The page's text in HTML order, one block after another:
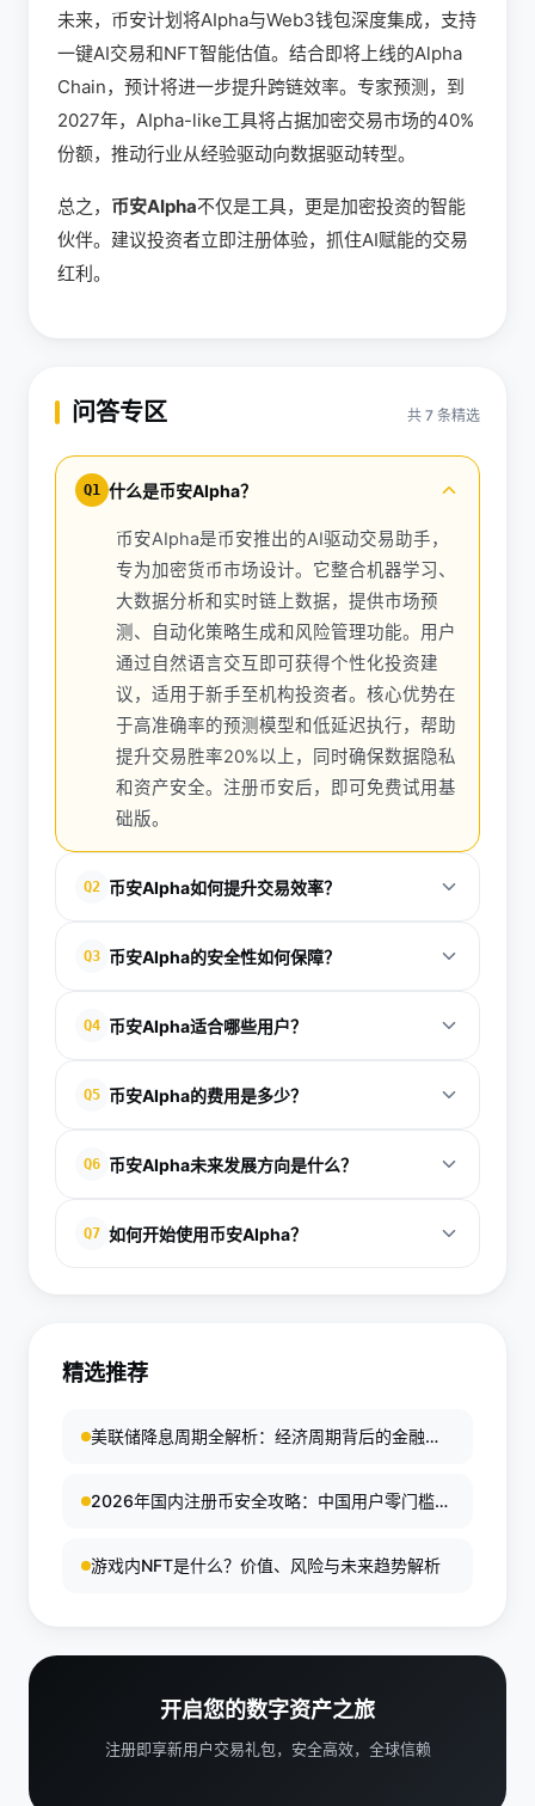
未来，币安计划将AIpha与Web3钱包深度集成，支持
一键AI交易和NFT智能估值。结合即将上线的Alpha
Chain，预计将进一步提升跨链效率。专家预测，到
2027年，AIpha-like工具将占据加密交易市场的40%
份额，推动行业从经验驱动向数据驱动转型。
总之， 币安AIpha不仅是工具，更是加密投资的智能
伙伴。建议投资者立即注册体验，抓住AI赋能的交易
红利。
问答专区 共 7 条精选
Q1 什么是币安AIpha？
币安AIpha是币安推出的AI驱动交易助手，
专为加密货币市场设计。它整合机器学习、
大数据分析和实时链上数据，提供市场预
测、自动化策略生成和风险管理功能。用户
通过自然语言交互即可获得个性化投资建
议，适用于新手至机构投资者。核心优势在
于高准确率的预测模型和低延迟执行，帮助
提升交易胜率20%以上，同时确保数据隐私
和资产安全。注册币安后，即可免费试用基
础版。
Q2 币安AIpha如何提升交易效率？
解读、情绪监测和策略优化，大幅缩短决策时间。其
调整参数以适应市场波动。实际案例显示，用户平均
外，多链扫描功能覆盖数百资产，避免手动筛选的低
Q3 币安AIpha的安全性如何保障？
冷存储和零知识证明，确保用户策略与资产隔离。平
多年零黑客事件。风险管理系统实时监控VaR指标，
于GDPR和全球反洗钱标准。建议启用2FA和白名单，
Q4 币安AIpha适合哪些用户？
聊天交互快速上手；散户通过DeFi扫描捕捉机会；机
性化策略生成覆盖保守型持仓至激进套利。社区数据
业人士寻求被动收入。无编程门槛，中文支持完善。
Q5 币安AIpha的费用是多少？
高级版月费99 USDT，解锁无限API、高优先计算和定
化服务，其性价比高出数倍。免费试用期30天，让用
Q6 币安AIpha未来发展方向是什么？
Alpha Chain实现跨链AI交易和NFT估值。即将推出强
密市场智能化转型。
Q7 如何开始使用币安AIpha？
区支持丰富，新手5分钟上手。绑定钱包后，支持自动
精选推荐
美联储降息周期全解析：经济周期背后的金融逻
2026年国内注册币安全攻略：中国用户零门槛开
游戏内NFT是什么？价值、风险与未来趋势解析
开启您的数字资产之旅
注册即享新用户交易礼包，安全高效，全球信赖